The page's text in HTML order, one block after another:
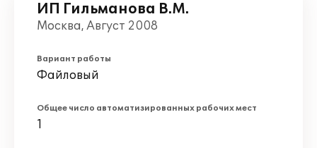
ИП Гильманова В.М.
Москва, Август 2008
Вариант работы
Файловый
Общее число автоматизированных рабочих мест
1